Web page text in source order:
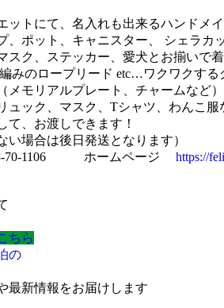
ットにて、名入れも出来るハンドメ
、ポット、キャニスター、 シェラカ
スク、ステッカー、愛犬とお揃いで
みのロープリード etc…ワクワクする
メモリアルプレート、チャームなど
ュック、マスク、Tシャツ、わんこ服
て、お渡しできます！
い場合は後日発送となります）
70-1106 ホームページ https://
ちら
の
最新情報をお届けします